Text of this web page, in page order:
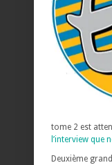
tome 2 est
l’interview que
Deuxième